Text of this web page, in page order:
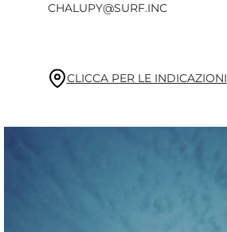
CHALUPY@SURF.INC
CLICCA PER LE INDICAZIONI